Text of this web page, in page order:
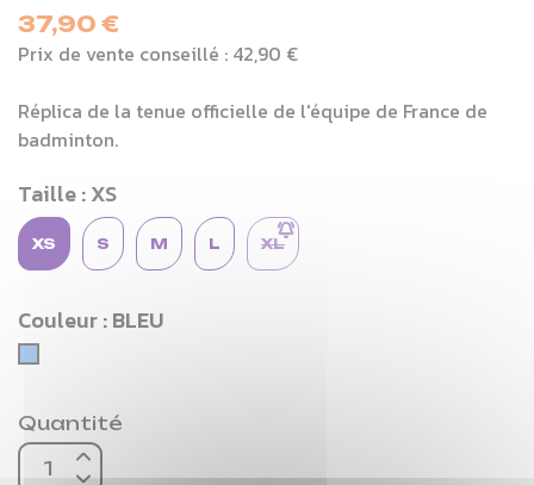
37,90 €
Prix de vente conseillé : 42,90 €
Réplica de la tenue officielle de l'équipe de France de
badminton.
Taille : XS
XS S M L XL
Couleur : BLEU
BLEU
Quantité